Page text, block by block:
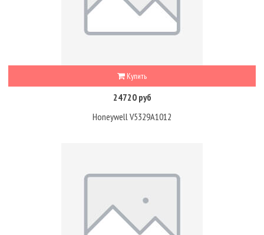
Купить
24720 руб
Honeywell V5329A1012